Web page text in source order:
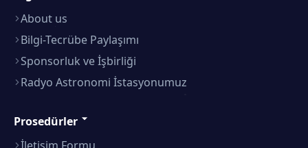
About us
Bilgi-Tecrübe Paylaşımı
Sponsorluk ve İşbirliği
Radyo Astronomi İstasyonumuz
Prosedürler